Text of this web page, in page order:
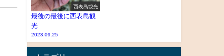
西表島観光
最後の最後に西表島観
光
2023.09.25